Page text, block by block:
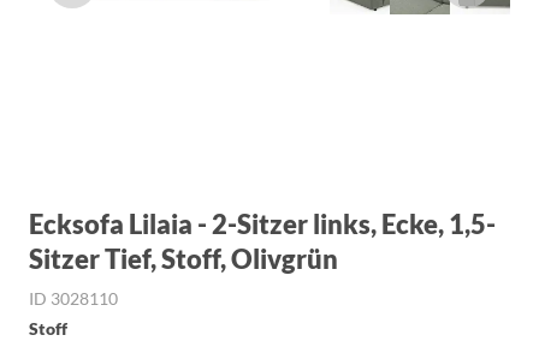
Ecksofa Lilaia - 2-Sitzer links, Ecke, 1,5-
Sitzer Tief, Stoff, Olivgrün
ID 3028110
Stoff